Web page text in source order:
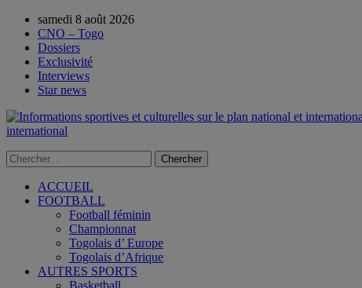
samedi 8 août 2026
CNO – Togo
Dossiers
Exclusivité
Interviews
Star news
international
ACCUEIL
FOOTBALL
Football féminin
Championnat
Togolais d’ Europe
Togolais d’Afrique
AUTRES SPORTS
Basketball